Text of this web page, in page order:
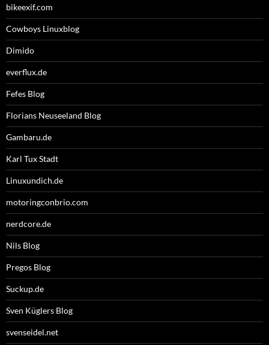
bikeexif.com
Cowboys Linuxblog
Dimido
everflux.de
Fefes Blog
Florians Neuseeland Blog
Gambaru.de
Karl Tux Stadt
Linuxundich.de
motoringconbrio.com
nerdcore.de
Nils Blog
Pregos Blog
Suckup.de
Sven Küglers Blog
svenseidel.net